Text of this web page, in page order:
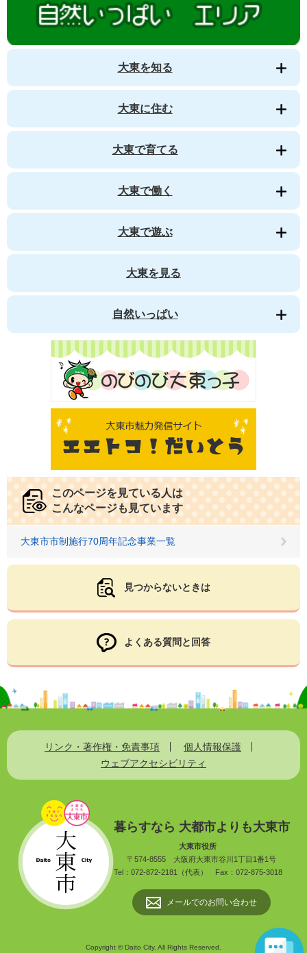
大東を知る
大東に住む
大東で育てる
大東で働く
大東で遊ぶ
大東を見る
自然いっぱい
このページを見ている人は
こんなページも見ています
大東市市制施行70周年記念事業一覧
見つからないときは
よくある質問と回答
リンク・著作権・免責事項
個人情報保護
ウェブアクセシビリティ
暮らすなら 大都市よりも大東市
大東市役所
〒574-8555
大阪府大東市谷川1丁目1番1号
Tel：072-872-2181（代表）
Fax：072-875-3018
メールでのお問い合わせ
Copyright © Daito City. All Rights Reserved.